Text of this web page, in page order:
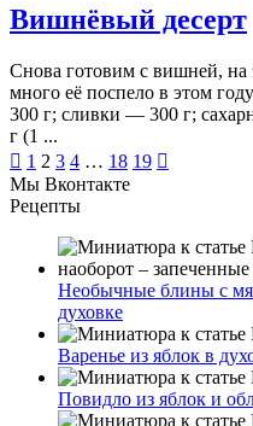
Вишнёвый десерт
Снова готовим с вишней, на
много её поспело в этом
300 г; сливки — 300 г;
г (1 ...
Posts
pagination
 1 2 3 4 … 18 19 
Мы Вконтакте
Рецепты
Необычные блины с
духовке
Варенье из яблок в
Повидло из яблок и